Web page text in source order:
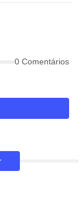
0 Comentários